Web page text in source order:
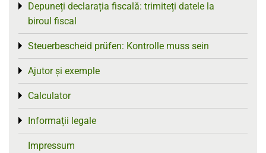
Depuneți declarația fiscală: trimiteți datele la
biroul fiscal
Toggle menu
Steuerbescheid prüfen: Kontrolle muss sein
Toggle menu
Ajutor și exemple
Toggle menu
Calculator
Toggle menu
Informații legale
Toggle menu
Impressum